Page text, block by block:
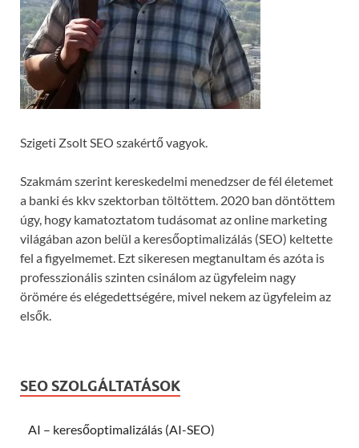
Szigeti Zsolt SEO szakértő vagyok.
Szakmám szerint kereskedelmi menedzser de fél életemet
a banki és kkv szektorban töltöttem. 2020 ban döntöttem
úgy, hogy kamatoztatom tudásomat az online marketing
világában azon belül a keresőoptimalizálás (SEO) keltette
fel a figyelmemet. Ezt sikeresen megtanultam és azóta is
professzionális szinten csinálom az ügyfeleim nagy
örömére és elégedettségére, mivel nekem az ügyfeleim az
elsők.
SEO SZOLGÁLTATÁSOK
AI – keresőoptimalizálás (AI-SEO)